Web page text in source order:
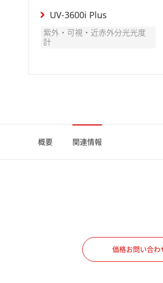
UV-3600i Plus
紫外・可視・近赤外分光光度
計
概要 関連情報
価格お問い合わ